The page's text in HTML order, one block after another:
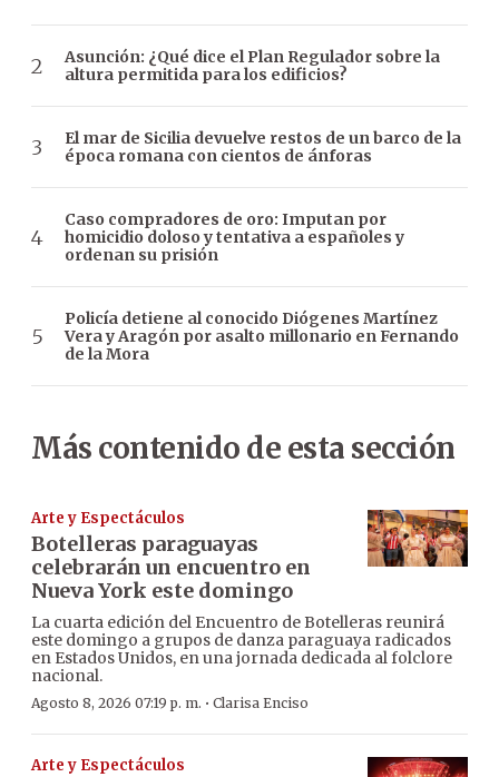
Asunción: ¿Qué dice el Plan Regulador sobre la
altura permitida para los edificios?
El mar de Sicilia devuelve restos de un barco de la
época romana con cientos de ánforas
Caso compradores de oro: Imputan por
homicidio doloso y tentativa a españoles y
ordenan su prisión
Policía detiene al conocido Diógenes Martínez
Vera y Aragón por asalto millonario en Fernando
de la Mora
Más contenido de esta sección
Arte y Espectáculos
Botelleras paraguayas
celebrarán un encuentro en
Nueva York este domingo
La cuarta edición del Encuentro de Botelleras reunirá
este domingo a grupos de danza paraguaya radicados
en Estados Unidos, en una jornada dedicada al folclore
nacional.
Agosto 8, 2026 07:19 p. m. · Clarisa Enciso
Arte y Espectáculos